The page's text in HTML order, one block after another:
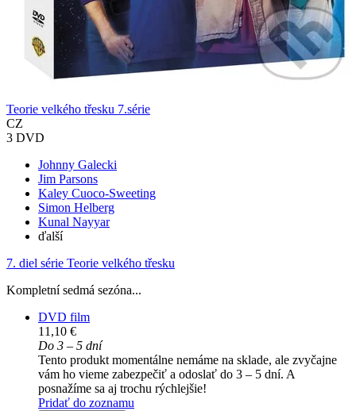
Teorie velkého třesku 7.série
CZ
3 DVD
Johnny Galecki
Jim Parsons
Kaley Cuoco-Sweeting
Simon Helberg
Kunal Nayyar
ďalší
7. diel série Teorie velkého třesku
Kompletní sedmá sezóna...
DVD film
11,10 €
Do 3 – 5 dní
Tento produkt momentálne nemáme na sklade, ale zvyčajne
vám ho vieme zabezpečiť a odoslať do 3 – 5 dní. A
posnažíme sa aj trochu rýchlejšie!
Pridať do zoznamu